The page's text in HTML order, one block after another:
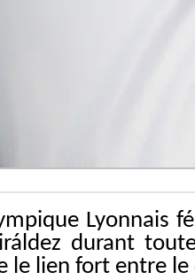
Lyonnais
durant
le lien fort entre